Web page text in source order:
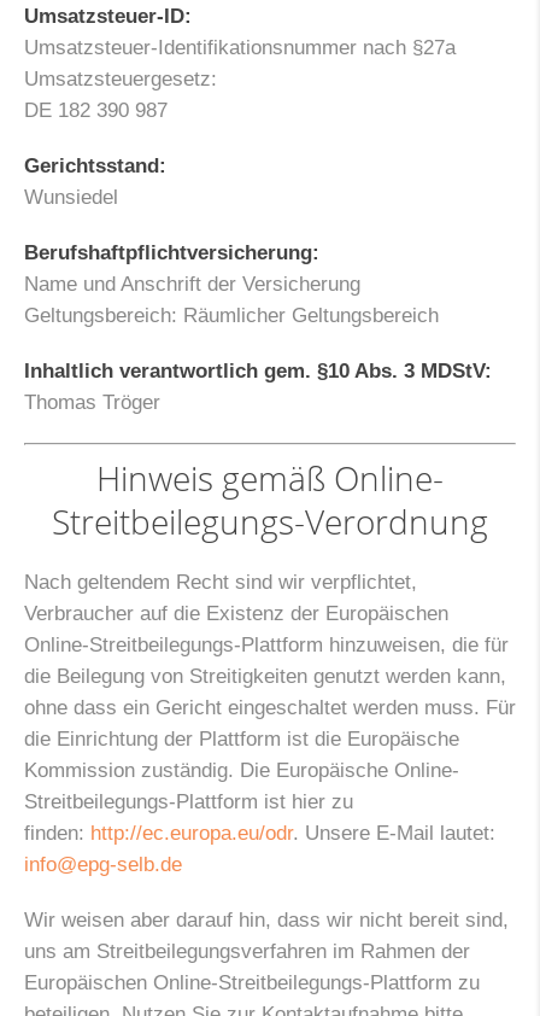
Umsatzsteuer-ID:
Umsatzsteuer-Identifikationsnummer nach §27a
Umsatzsteuergesetz:
DE 182 390 987
Gerichtsstand:
Wunsiedel
Berufshaftpflichtversicherung:
Name und Anschrift der Versicherung
Geltungsbereich: Räumlicher Geltungsbereich
Inhaltlich verantwortlich gem. §10 Abs. 3 MDStV:
Thomas Tröger
Hinweis gemäß Online-
Streitbeilegungs-Verordnung
Nach geltendem Recht sind wir verpflichtet,
Verbraucher auf die Existenz der Europäischen
Online-Streitbeilegungs-Plattform hinzuweisen, die für
die Beilegung von Streitigkeiten genutzt werden kann,
ohne dass ein Gericht eingeschaltet werden muss. Für
die Einrichtung der Plattform ist die Europäische
Kommission zuständig. Die Europäische Online-
Streitbeilegungs-Plattform ist hier zu
finden: http://ec.europa.eu/odr. Unsere E-Mail lautet:
info@epg-selb.de
Wir weisen aber darauf hin, dass wir nicht bereit sind,
uns am Streitbeilegungsverfahren im Rahmen der
Europäischen Online-Streitbeilegungs-Plattform zu